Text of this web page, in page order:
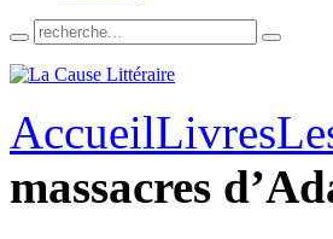
AccueilLivres
massacres